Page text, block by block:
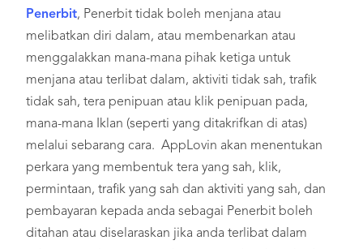
Penerbit, Penerbit tidak boleh menjana atau
melibatkan diri dalam, atau membenarkan atau
menggalakkan mana-mana pihak ketiga untuk
menjana atau terlibat dalam, aktiviti tidak sah, trafik
tidak sah, tera penipuan atau klik penipuan pada,
mana-mana Iklan (seperti yang ditakrifkan di atas)
melalui sebarang cara. AppLovin akan menentukan
perkara yang membentuk tera yang sah, klik,
permintaan, trafik yang sah dan aktiviti yang sah, dan
pembayaran kepada anda sebagai Penerbit boleh
ditahan atau diselaraskan jika anda terlibat dalam